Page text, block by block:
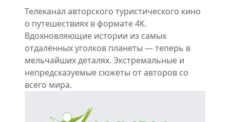
Телеканал авторского туристического кино
о путешествиях в формате 4К.
Вдохновляющие истории из самых
отдалённых уголков планеты — теперь в
мельчайших деталях. Экстремальные и
непредсказуемые сюжеты от авторов со
всего мира.